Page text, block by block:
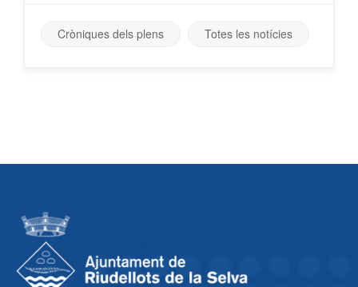
Cròniques dels plens Totes les notícies